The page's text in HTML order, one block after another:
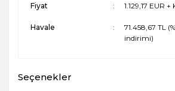
Fiyat 1.129,17 EUR +
Havale
71.458,67 TL
indirimi)
Seçenekler